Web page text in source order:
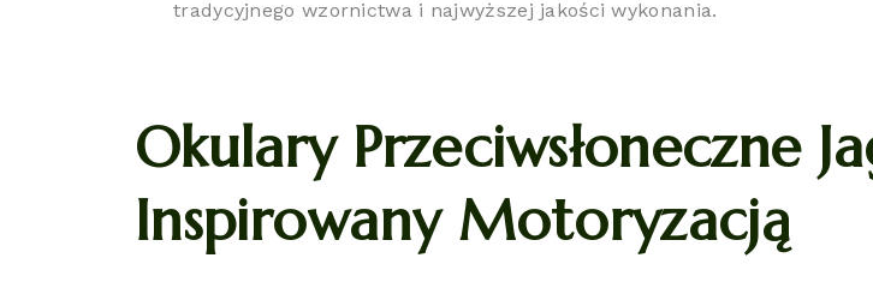
tradycyjnego wzornictwa i najwyższej jakości wykonania.
Okulary Przeciwsłoneczne
Inspirowany Motoryzacją